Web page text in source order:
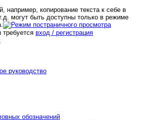
например, копирование текста к себе в
могут быть доступны только в режиме
вход / регистрация
руководство
обозначений